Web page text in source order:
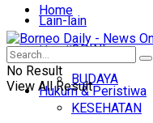
Lain-lain
OPINI
BUDAYA
KESEHATAN
Home
Headline
Hukum & Peristiwa
No Result
View All Result